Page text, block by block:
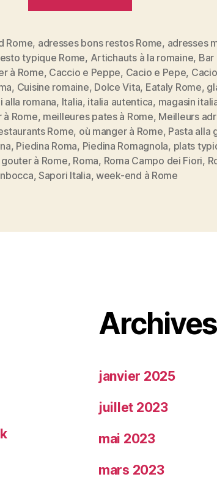
savourer
sa
cuisine:
du
Cacio
e
Pepe
aux
Rome, adresses bons restos Rome, adresses
typique Rome, Artichauts à la romaine, Bar
à Rome, Caccio e Peppe, Cacio e Pepe,
, Cuisine romaine, Dolce Vita, Eataly Rome,
alla romana, Italia, italia autentica, magasin
à Rome, meilleures pates à Rome, Meilleurs
Rome, où manger à Rome, Pasta alla
, Piedina Roma, Piedina Romagnola, plats
à Rome, Roma, Roma Campo dei Fiori,
, Sapori Italia, week-end à Rome
Archives
janvier 2025
juillet 2023
mai 2023
mars 2023